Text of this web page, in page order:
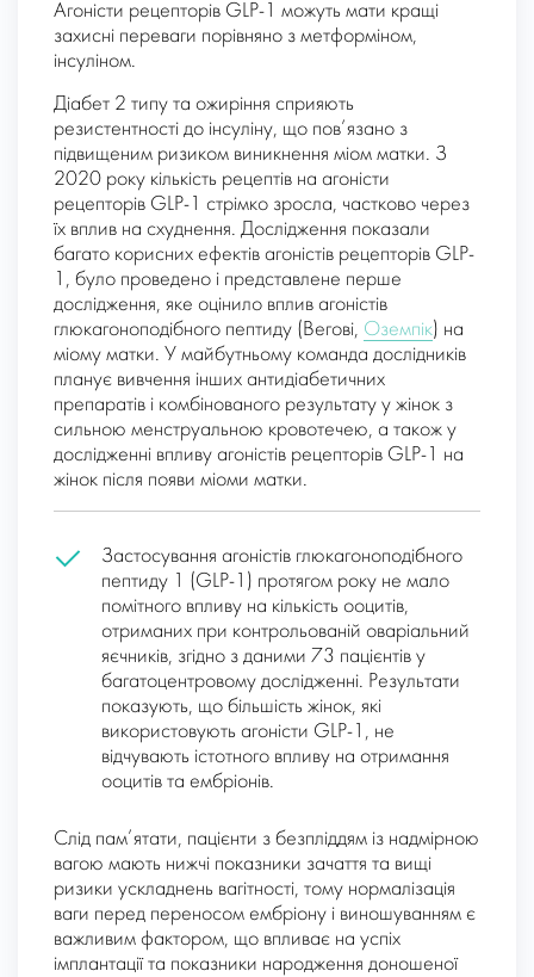
Агоністи рецепторів GLP-1 можуть мати кращі
захисні переваги порівняно з метформіном,
інсуліном.
Діабет 2 типу та ожиріння сприяють
резистентності до інсуліну, що пов’язано з
підвищеним ризиком виникнення міом матки. З
2020 року кількість рецептів на агоністи
рецепторів GLP-1 стрімко зросла, частково через
їх вплив на схуднення. Дослідження показали
багато корисних ефектів агоністів рецепторів GLP-
1, було проведено і представлене перше
дослідження, яке оцінило вплив агоністів
глюкагоноподібного пептиду (Вегові, Оземпік) на
міому матки. У майбутньому команда дослідників
планує вивчення інших антидіабетичних
препаратів і комбінованого результату у жінок з
сильною менструальною кровотечею, а також у
дослідженні впливу агоністів рецепторів GLP-1 на
жінок після появи міоми матки.
Застосування агоністів глюкагоноподібного
пептиду 1 (GLP-1) протягом року не мало
помітного впливу на кількість ооцитів,
отриманих при контрольованій оваріальний
яєчників, згідно з даними 73 пацієнтів у
багатоцентровому дослідженні. Результати
показують, що більшість жінок, які
використовують агоністи GLP-1, не
відчувають істотного впливу на отримання
ооцитів та ембріонів.
Слід пам’ятати, пацієнти з безпліддям із надмірною
вагою мають нижчі показники зачаття та вищі
ризики ускладнень вагітності, тому нормалізація
ваги перед переносом ембріону і виношуванням є
важливим фактором, що впливає на успіх
імплантації та показники народження доношеної